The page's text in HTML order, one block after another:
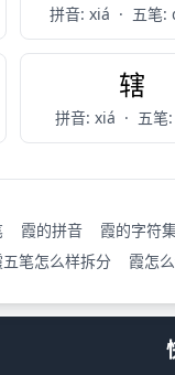
拼音: xiá · 五笔:
辖
拼音: xiá · 五笔
霞的拼音 霞的字符
五笔怎么样拆分 霞怎